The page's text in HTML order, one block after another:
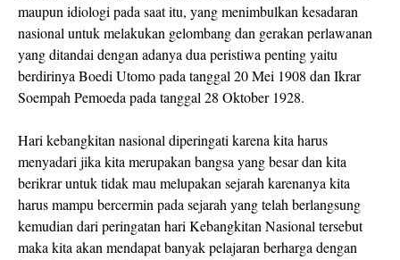
maupun idiologi pada saat itu, yang menimbulkan kesadaran
nasional untuk melakukan gelombang dan gerakan perlawanan
yang ditandai dengan adanya dua peristiwa penting yaitu
berdirinya Boedi Utomo pada tanggal 20 Mei 1908 dan Ikrar
Soempah Pemoeda pada tanggal 28 Oktober 1928.
Hari kebangkitan nasional diperingati karena kita harus
menyadari jika kita merupakan bangsa yang besar dan kita
berikrar untuk tidak mau melupakan sejarah karenanya kita
harus mampu bercermin pada sejarah yang telah berlangsung
kemudian dari peringatan hari Kebangkitan Nasional tersebut
maka kita akan mendapat banyak pelajaran berharga dengan